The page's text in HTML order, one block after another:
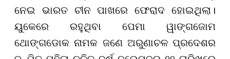
ନେଇ ଭାରତ ଚୀନ ପାଖରେ ଫେରାଦ ହୋଇଥିଲା।
ୟୁକେରେ ରହୁଥିବା ପେମା ୱାଙ୍ଗଜୋମ
ଥୋଙ୍ଗଡୋକ ନାମକ ଜଣେ ଅରୁଣାଚଳ ପ୍ରଦେଶର